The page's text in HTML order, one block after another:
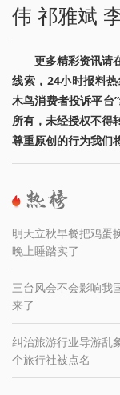
伟 祁雅斌 李
更多精彩资讯请
线索，24小时报料
木鸟消费者投诉平台
所有，未经授权不
尊重原创的行为我们
明天立秋早餐把鸡蛋
晚上睡踏实了
三台风会不会影响我
来了
纠治旅游行业导游乱
个旅行社被点名